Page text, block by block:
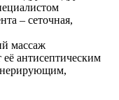
– сеточная,
массаж
её антисептическим